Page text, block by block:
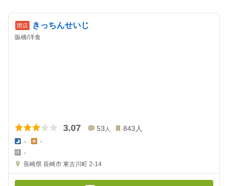
きっちんせいじ
賑橋/洋食
3.07 53 人 843 人
夜
の
金
-
金
額
-
-
長崎県 長崎市 東古川町 2-14